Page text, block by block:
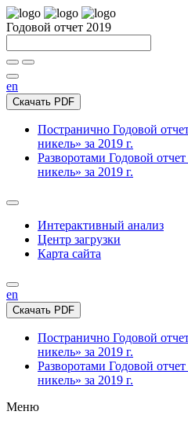
Годовой отчет 2019
en
Скачать PDF
Постранично Годовой
никель» за 2019 г.
Разворотами Годовой
никель» за 2019 г.
Интерактивный анализ
Центр загрузки
Карта сайта
en
Скачать PDF
Постранично Годовой
никель» за 2019 г.
Разворотами Годовой
никель» за 2019 г.
Меню